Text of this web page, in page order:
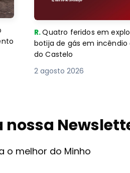
R.Quatro feridos em
botija de gás em incêndio
do Castelo
2 agosto 2026
nossa
o melhor do Minho